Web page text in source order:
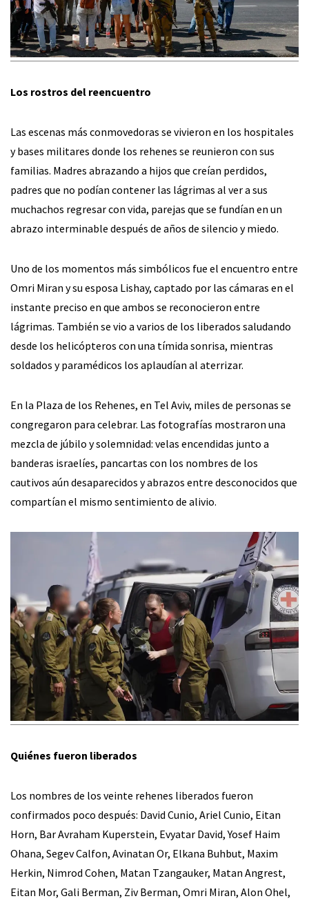
Los rostros del reencuentro
Las escenas más conmovedoras se vivieron en los hospitales
y bases militares donde los rehenes se reunieron con sus
familias. Madres abrazando a hijos que creían perdidos,
padres que no podían contener las lágrimas al ver a sus
muchachos regresar con vida, parejas que se fundían en un
abrazo interminable después de años de silencio y miedo.
Uno de los momentos más simbólicos fue el encuentro entre
Omri Miran y su esposa Lishay, captado por las cámaras en el
instante preciso en que ambos se reconocieron entre
lágrimas. También se vio a varios de los liberados saludando
desde los helicópteros con una tímida sonrisa, mientras
soldados y paramédicos los aplaudían al aterrizar.
En la Plaza de los Rehenes, en Tel Aviv, miles de personas se
congregaron para celebrar. Las fotografías mostraron una
mezcla de júbilo y solemnidad: velas encendidas junto a
banderas israelíes, pancartas con los nombres de los
cautivos aún desaparecidos y abrazos entre desconocidos que
compartían el mismo sentimiento de alivio.
Quiénes fueron liberados
Los nombres de los veinte rehenes liberados fueron
confirmados poco después: David Cunio, Ariel Cunio, Eitan
Horn, Bar Avraham Kuperstein, Evyatar David, Yosef Haim
Ohana, Segev Calfon, Avinatan Or, Elkana Buhbut, Maxim
Herkin, Nimrod Cohen, Matan Tzangauker, Matan Angrest,
Eitan Mor, Gali Berman, Ziv Berman, Omri Miran, Alon Ohel,